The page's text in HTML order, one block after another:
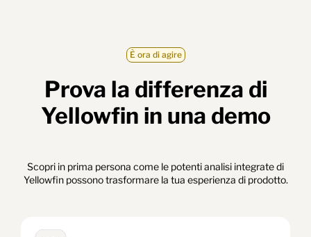
È ora di agire
Prova la differenza di
Yellowfin in una demo
Scopri in prima persona come le potenti analisi integrate di
Yellowfin possono trasformare la tua esperienza di prodotto.